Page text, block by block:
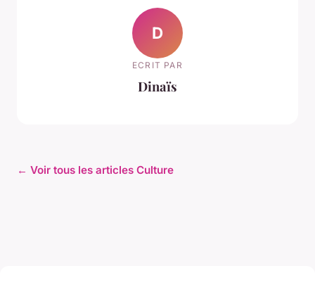
D
ECRIT PAR
Dinaïs
← Voir tous les articles Culture